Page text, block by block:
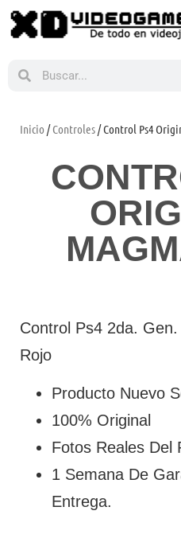
Inicio /Controles/ Control Ps4
Control Ps4 2da.
Rojo
Producto Nuevo
100% Original
Fotos Reales Del
1 Semana De
Entrega.